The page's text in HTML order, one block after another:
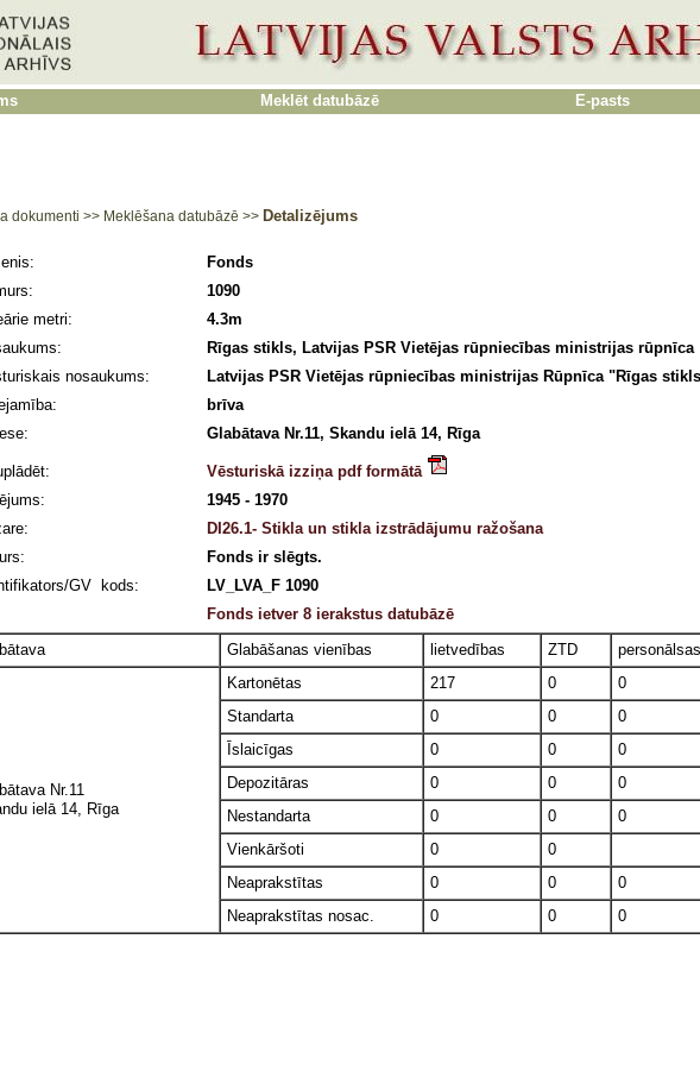
Meklēt datubāzē E-pasts
dokumenti >> Meklēšana datubāzē >> Detalizējums
Fonds
1090
metri:
4.3m
Rīgas stikls, Latvijas PSR Vietējas rūpniecības ministrijas rūpnīca
nosaukums:
Latvijas PSR Vietējas rūpniecības ministrijas Rūpnīca "Rīgas
brīva
Glabātava Nr.11, Skandu ielā 14, Rīga
Vēsturiskā izziņa pdf formātā
1945 - 1970
DI26.1- Stikla un stikla izstrādājumu ražošana
Fonds ir slēgts.
GV kods:
LV_LVA_F 1090
Fonds ietver 8 ierakstus datubāzē
Glabāšanas vienības lietvedības ZTD
Nr.11
ielā 14, Rīga
Kartonētas 217 0
0
Standarta
0 0
0
Īslaicīgas
0 0
0
Depozitāras
0 0
0
Nestandarta
0 0
0
Vienkāršoti
0
0
Neaprakstītas
0 0
0
Neaprakstītas nosac.
0 0 0